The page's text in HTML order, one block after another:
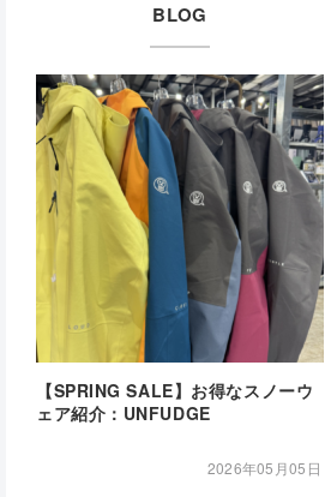
BLOG
【SPRING SALE】お得なスノーウ
ェア紹介：UNFUDGE
2026年05月05日